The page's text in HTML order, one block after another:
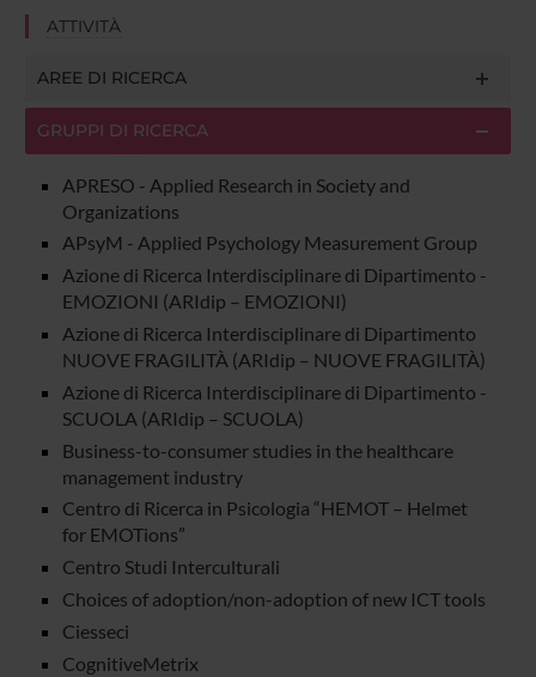
ATTIVITÀ
AREE DI RICERCA
GRUPPI DI RICERCA
APRESO - Applied Research in Society and
Organizations
APsyM - Applied Psychology Measurement Group
Azione di Ricerca Interdisciplinare di Dipartimento -
EMOZIONI (ARIdip – EMOZIONI)
Azione di Ricerca Interdisciplinare di Dipartimento
NUOVE FRAGILITÀ (ARIdip – NUOVE FRAGILITÀ)
Azione di Ricerca Interdisciplinare di Dipartimento -
SCUOLA (ARIdip – SCUOLA)
Business-to-consumer studies in the healthcare
management industry
Centro di Ricerca in Psicologia “HEMOT – Helmet
for EMOTions”
Centro Studi Interculturali
Choices of adoption/non-adoption of new ICT tools
Ciesseci
CognitiveMetrix